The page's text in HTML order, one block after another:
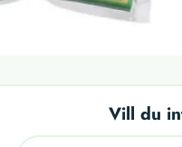
Vill du